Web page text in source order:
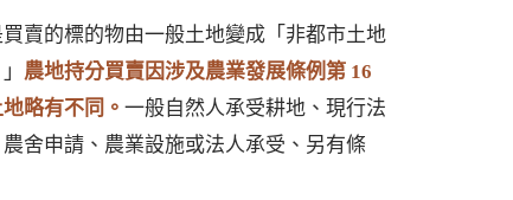
賣的標的物由一般土地變成「非都市土地
農地持分買賣因涉及農業發展條例第 16
略有不同。 一般自然人承受耕地、現行法
舍申請、農業設施或法人承受、另有條